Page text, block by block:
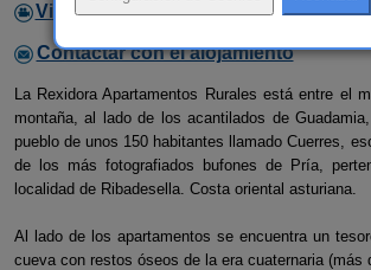
Video
Contactar con el alojamiento
La Rexidora Apartamentos Rurales está entre el
montaña, al lado de los acantilados de
pueblo de unos 150 habitantes llamado Cuerres,
de los más fotografiados bufones de Pría,
localidad de Ribadesella. Costa oriental asturiana.
Al lado de los apartamentos se encuentra un
cueva con restos óseos de la era cuaternaria (más